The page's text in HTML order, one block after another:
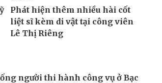
người thi hành công vụ ở Bạc